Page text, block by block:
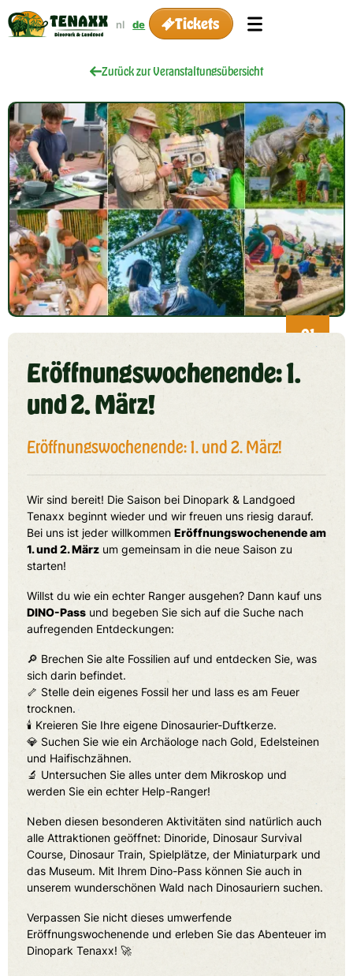
nl de Tickets
Zurück zur Veranstaltungsübersicht
01
Mar
Eröffnungswochenende: 1.
und 2. März!
Eröffnungswochenende: 1. und 2. März!
Wir sind bereit! Die Saison bei Dinopark & Landgoed
Tenaxx beginnt wieder und wir freuen uns riesig darauf.
Bei uns ist jeder willkommen Eröffnungswochenende am
1. und 2. März um gemeinsam in die neue Saison zu
starten!
Willst du wie ein echter Ranger ausgehen? Dann kauf uns
DINO-Pass und begeben Sie sich auf die Suche nach
aufregenden Entdeckungen:
🔎 Brechen Sie alte Fossilien auf und entdecken Sie, was
sich darin befindet.
🦴 Stelle dein eigenes Fossil her und lass es am Feuer
trocknen.
🕯️ Kreieren Sie Ihre eigene Dinosaurier-Duftkerze.
💎 Suchen Sie wie ein Archäologe nach Gold, Edelsteinen
und Haifischzähnen.
🔬 Untersuchen Sie alles unter dem Mikroskop und
werden Sie ein echter Help-Ranger!
Neben diesen besonderen Aktivitäten sind natürlich auch
alle Attraktionen geöffnet: Dinoride, Dinosaur Survival
Course, Dinosaur Train, Spielplätze, der Miniaturpark und
das Museum. Mit Ihrem Dino-Pass können Sie auch in
unserem wunderschönen Wald nach Dinosauriern suchen.
Verpassen Sie nicht dieses umwerfende
Eröffnungswochenende und erleben Sie das Abenteuer im
Dinopark Tenaxx! 🚀